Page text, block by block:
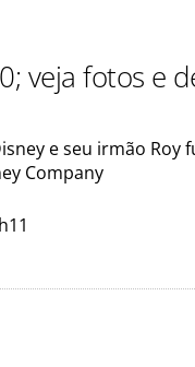
veja fotos e
e seu irmão
Company